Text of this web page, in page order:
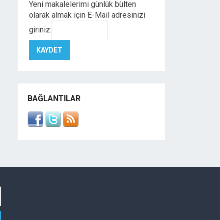
Yeni makalelerimi günlük bülten
olarak almak için E-Mail adresinizi
giriniz:
BAĞLANTILAR